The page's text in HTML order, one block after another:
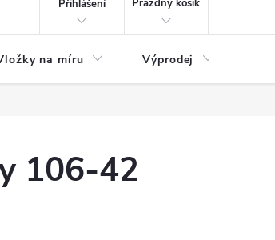
Přihlášení
Prázdný košík
na míru Výprodej
106-42